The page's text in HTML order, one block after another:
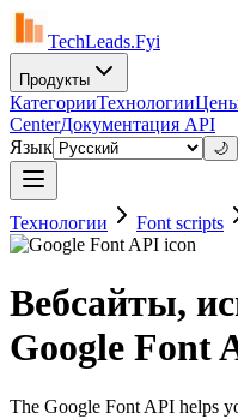
TechLeads.Fyi
Продукты
КатегорииТехнологии
CenterДокументация API
Язык
🌙
Технологии Font scripts
Вебсайты,
Google Font
The Google Font API helps